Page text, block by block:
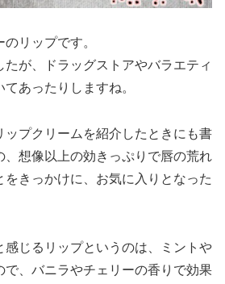
リップです。
が、ドラッグストアやバラエティ
あったりしますね。
ップクリームを紹介したときにも書
、想像以上の効きっぷりで唇の荒れ
をきっかけに、お気に入りとなった
感じるリップというのは、ミントや
で、バニラやチェリーの香りで効果